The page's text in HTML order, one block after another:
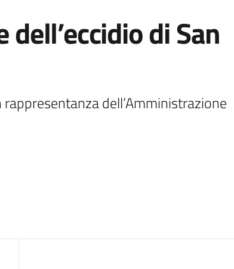
di San
dell’Amministrazione